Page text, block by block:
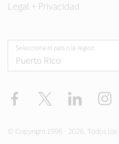
Legal + Privacidad
Selecciona el país o la región
Facebook Twitter LinkedIn
© Copyright 1996 - 2026. Todos